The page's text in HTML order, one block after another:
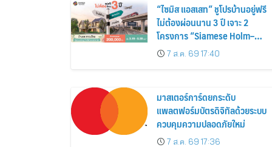
“ไซมิส แอสเสท” ชูโปรบ้านอยู่ฟรี
ไม่ต้องผ่อนนาน 3 ปี เจาะ 2
โครงการ “Siamese Holm–
Siamese Blossom” พร้อม
ส่วนลดและสิทธิพิเศษถึง 31
7 ส.ค. 69 17:40
มาสเตอร์การ์ดยกระดับ
แพลตฟอร์มบัตรดิจิทัลด้วยระบบ
ควบคุมความปลอดภัยใหม่
7 ส.ค. 69 17:36